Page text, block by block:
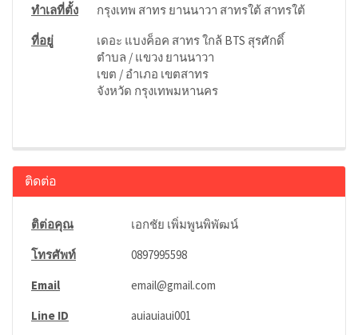
ทำเลที่ตั้ง
กรุงเทพ สาทร ยานนาวา สาทรใต้ สาทรใต้
ที่อยู่
เดอะ แบงค็อค สาทร ใกล้ BTS สุรศักดิ์
ตำบล / แขวง ยานนาวา
เขต / อำเภอ เขตสาทร
จังหวัด กรุงเทพมหานคร
ติดต่อ
ติต่อคุณ
เอกชัย เพิ่มพูนพิพัฒน์
โทรศัพท์
0897995598
Email
email@gmail.com
Line ID
auiauiaui001